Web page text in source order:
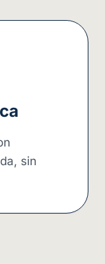
sin